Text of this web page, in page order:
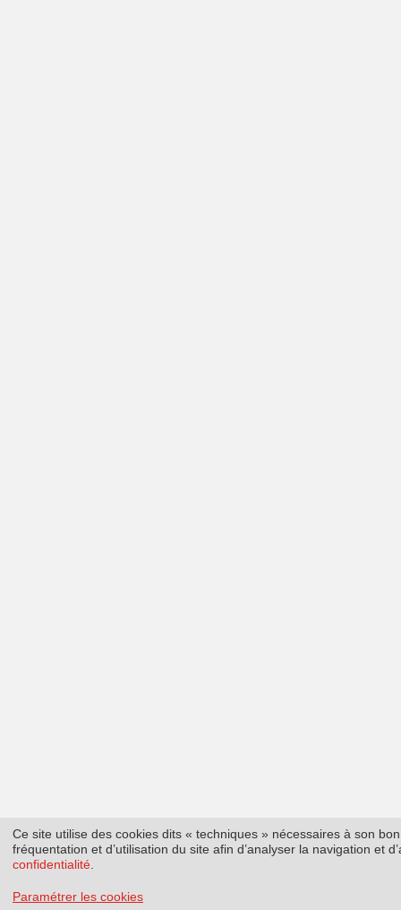
Ce site utilise des cookies dits « techniques » nécessaires à son
fréquentation et d’utilisation du site afin d’analyser la navigation et
confidentialité
Paramétrer les cookies